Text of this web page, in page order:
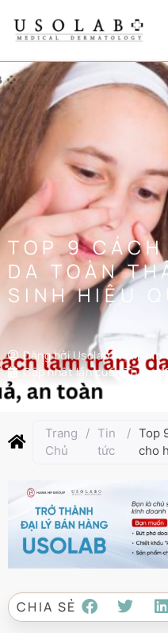
TOP 9
DA TOÀN
SINH HIỆU
Đăng bởiUsolab Việt Nam
Cập nhật lần cuối:Tháng
Trang
Chủ
/ Tin
tức
/ Top
cho
CHIA SẺ